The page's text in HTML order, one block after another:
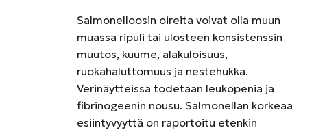
Salmonelloosin oireita voivat olla muun
muassa ripuli tai ulosteen konsistenssin
muutos, kuume, alakuloisuus,
ruokahaluttomuus ja nestehukka.
Verinäytteissä todetaan leukopenia ja
fibrinogeenin nousu. Salmonellan korkeaa
esiintyvyyttä on raportoitu etenkin